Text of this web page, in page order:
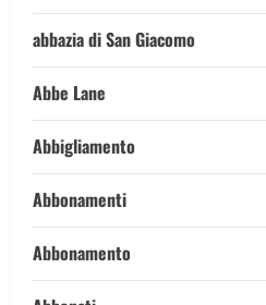
abbazia di San Giacomo
Abbe Lane
Abbigliamento
Abbonamenti
Abbonamento